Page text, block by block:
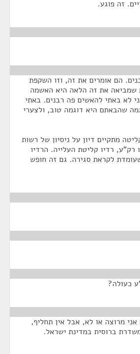
זה פוגע.
הם אומרים את זה, וזו השקפת
שמביאה את זה הלאה היא האשמה
לא באתי להאשים פה רבנים. באתי
שהבאתם היא דוגמה טוב, ולצערי
מתקיים דיון על ניסיון של רשות
רק"ע, רדיו קליטת העלייה. הרדיו
לקראת סגירה. גם זה חופש
כעולה?
מרוצה או לא, אבל אין תחליף,
ברוסית במדינת ישראל.